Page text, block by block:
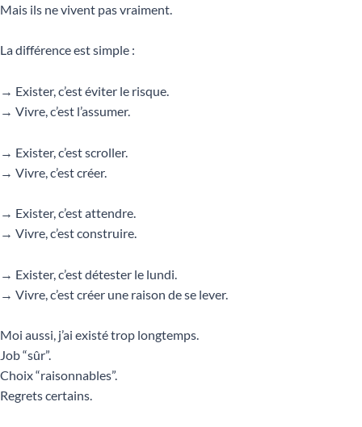
Mais ils ne vivent pas vraiment.
La différence est simple :
→ Exister, c’est éviter le risque.
→ Vivre, c’est l’assumer.
→ Exister, c’est scroller.
→ Vivre, c’est créer.
→ Exister, c’est attendre.
→ Vivre, c’est construire.
→ Exister, c’est détester le lundi.
→ Vivre, c’est créer une raison de se lever.
Moi aussi, j’ai existé trop longtemps.
Job “sûr”.
Choix “raisonnables”.
Regrets certains.